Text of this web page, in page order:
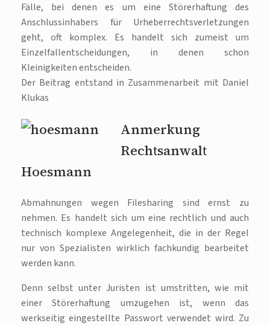
Fälle, bei denen es um eine Störerhaftung des
Anschlussinhabers für Urheberrechtsverletzungen
geht, oft komplex. Es handelt sich zumeist um
Einzelfallentscheidungen, in denen schon
Kleinigkeiten entscheiden.
Der Beitrag entstand in Zusammenarbeit mit Daniel
Klukas
Anmerkung
Rechtsanwalt
Hoesmann
Abmahnungen wegen Filesharing sind ernst zu
nehmen. Es handelt sich um eine rechtlich und auch
technisch komplexe Angelegenheit, die in der Regel
nur von Spezialisten wirklich fachkundig bearbeitet
werden kann.
Denn selbst unter Juristen ist umstritten, wie mit
einer Störerhaftung umzugehen ist, wenn das
werkseitig eingestellte Passwort verwendet wird. Zu